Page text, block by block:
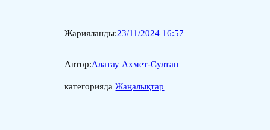
Жарияланды:23/11/2024 16:57—
Автор:Алатау Ахмет-Султан
категориядаЖаңалықтар